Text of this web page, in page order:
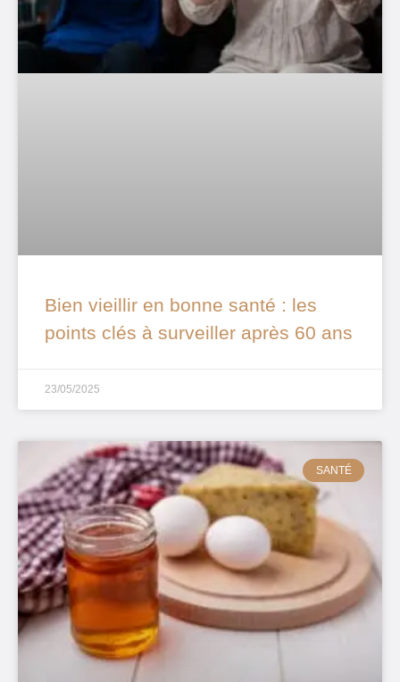
Bien vieillir en bonne santé : les
points clés à surveiller après 60 ans
23/05/2025
SANTÉ